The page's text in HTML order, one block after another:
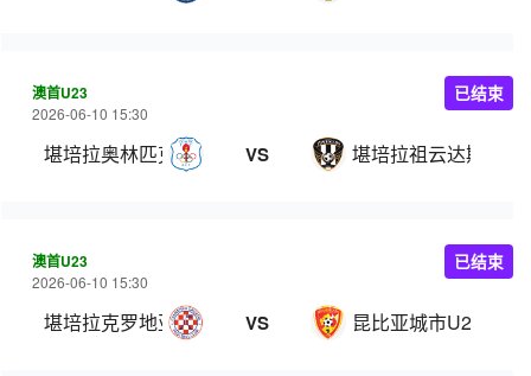
澳首U23
2026-06-10 15:30
堪培拉奥林匹克U23 VS 堪培拉祖云达斯U23
已结束
澳首U23
2026-06-10 15:30
堪培拉克罗地亚U23 VS 昆比亚城市U23
已结束